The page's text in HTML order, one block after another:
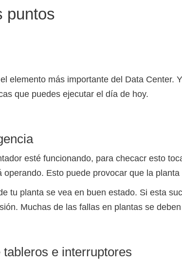
puntos
elemento más importante del Data
que puedes ejecutar el día de hoy.
esté funcionando, para checacr esto
operando. Esto puede provocar que la
tu planta se vea en buen estado. Si esta
Muchas de las fallas en plantas se
e interruptores